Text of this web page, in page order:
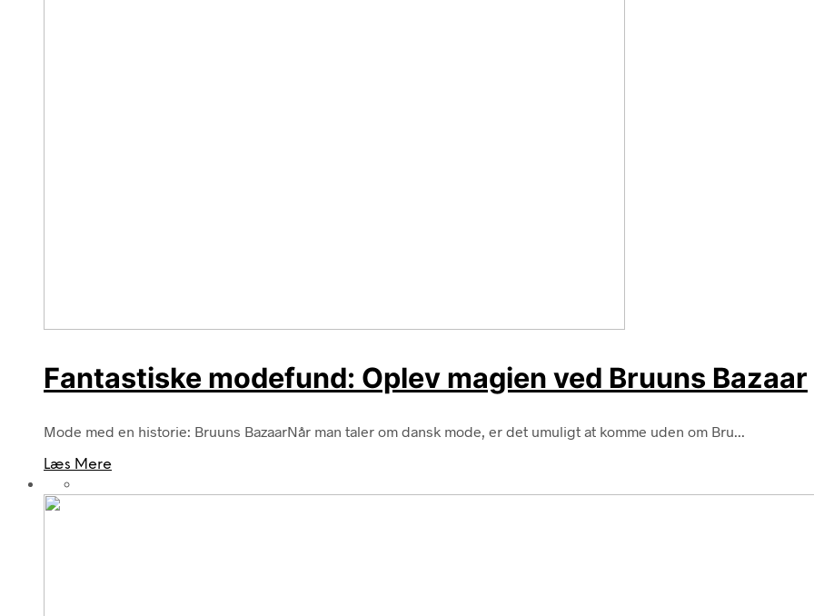
Fantastiske modefund: Oplev magien ved Bruuns Bazaar
Mode med en historie: Bruuns BazaarNår man taler om dansk mode, er det umuligt at komme uden om Bru...
Læs Mere